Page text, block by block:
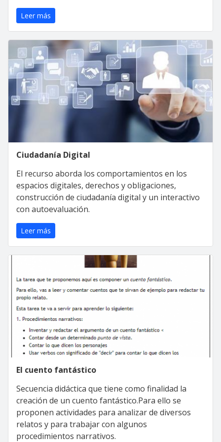
Leer más
Ciudadanía Digital
El recurso aborda los comportamientos en los
espacios digitales, derechos y obligaciones,
construcción de ciudadanía digital y un interactivo
con autoevaluación.
Leer más
El cuento fantástico
Secuencia didáctica que tiene como finalidad la
creación de un cuento fantástico.Para ello se
proponen actividades para analizar de diversos
relatos y para trabajar con algunos
procedimientos narrativos.